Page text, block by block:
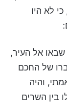
לא היו
שבאו אל העיר,
של החכם
והיה
בין השרים